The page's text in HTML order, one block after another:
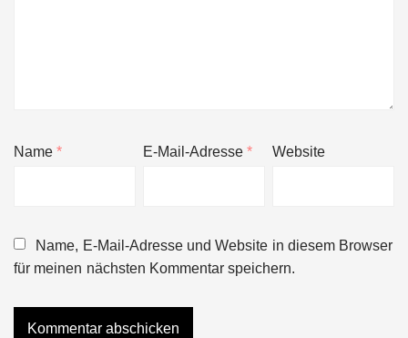
Name* E-Mail-Adresse* Website
Name, E-Mail-Adresse und Website in diesem Browser
für meinen nächsten Kommentar speichern.